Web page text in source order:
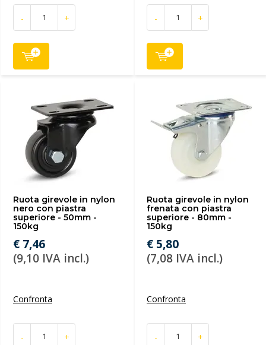
- + - +
Ruota girevole in nylon
nero con piastra
superiore - 50mm -
150kg
€ 7,46
(9,10 IVA incl.)
Confronta
- +
Ruota girevole in nylon
frenata con piastra
superiore - 80mm -
150kg
€ 5,80
(7,08 IVA incl.)
Confronta
- +